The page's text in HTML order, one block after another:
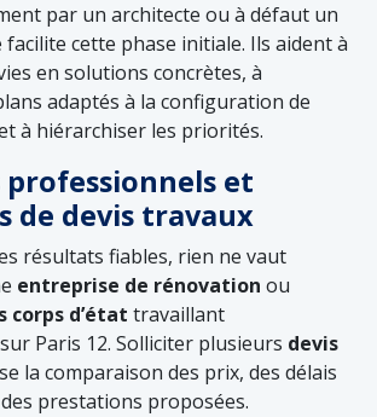
par un architecte ou à défaut un
cette phase initiale. Ils aident à
en solutions concrètes, à
adaptés à la configuration de
à hiérarchiser les priorités.
professionnels et
de devis travaux
résultats fiables, rien ne vaut
entreprise de rénovation ou
corps d’état travaillant
Paris 12. Solliciter plusieurs devis
la comparaison des prix, des délais
prestations proposées.